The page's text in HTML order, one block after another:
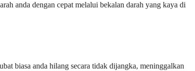
anda dengan cepat melalui bekalan darah yang kaya di
biasa anda hilang secara tidak dijangka, meninggalkan